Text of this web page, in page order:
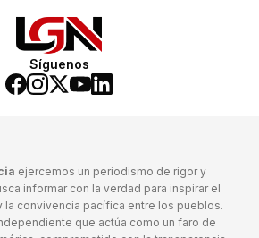
Síguenos
ejercemos un periodismo de rigor y
informar con la verdad para inspirar el
la convivencia pacífica entre los pueblos.
que actúa como un faro de